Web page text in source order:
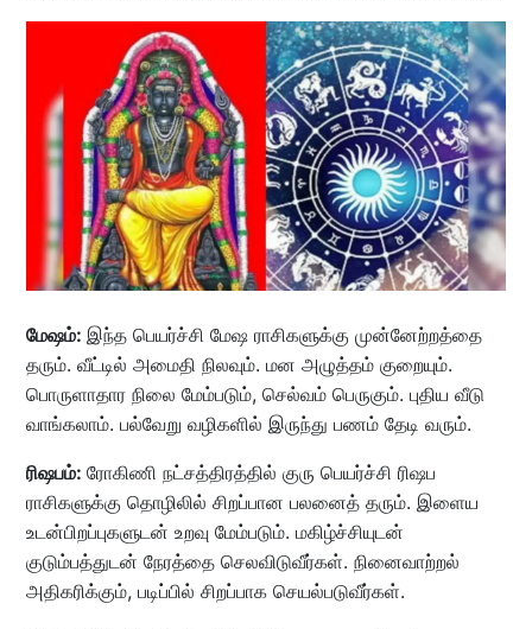
மேஷம்: இந்த பெயர்ச்சி மேஷ ராசிகளுக்கு முன்னேற்றத்தை
தரும். வீட்டில் அமைதி நிலவும். மன அழுத்தம் குறையும்.
பொருளாதார நிலை மேம்படும், செல்வம் பெருகும். புதிய வீடு
வாங்கலாம். பல்வேறு வழிகளில் இருந்து பணம் தேடி வரும்.
ரிஷபம்: ரோகிணி நட்சத்திரத்தில் குரு பெயர்ச்சி ரிஷப
ராசிகளுக்கு தொழிலில் சிறப்பான பலனைத் தரும். இளைய
உடன்பிறப்புகளுடன் உறவு மேம்படும். மகிழ்ச்சியுடன்
குடும்பத்துடன் நேரத்தை செலவிடுவீர்கள். நினைவாற்றல்
அதிகரிக்கும், படிப்பில் சிறப்பாக செயல்படுவீர்கள்.